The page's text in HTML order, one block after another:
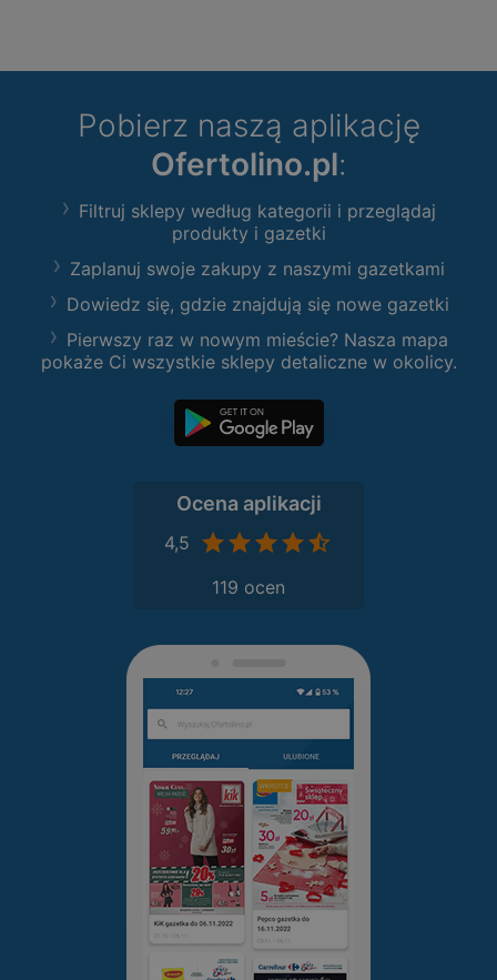
Pobierz naszą aplikację
Ofertolino.pl:
Filtruj sklepy według kategorii i przeglądaj
produkty i gazetki
Zaplanuj swoje zakupy z naszymi gazetkami
Dowiedz się, gdzie znajdują się nowe gazetki
Pierwszy raz w nowym mieście? Nasza mapa
pokaże Ci wszystkie sklepy detaliczne w okolicy.
Ocena aplikacji
4,5
119 ocen